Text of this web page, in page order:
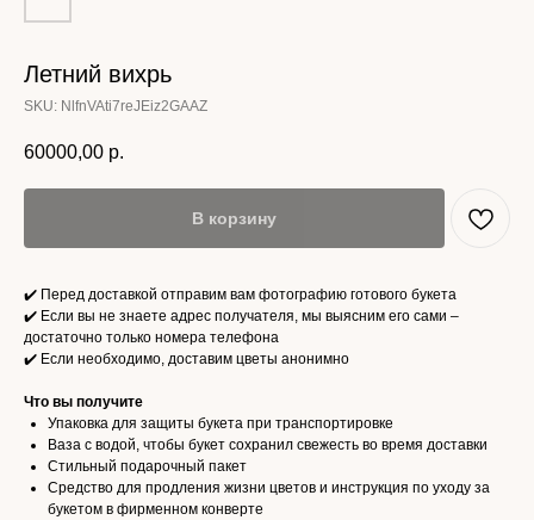
Летний вихрь
SKU: NlfnVAti7reJEiz2GAAZ
60000,00 р.
В корзину
✔️ Перед доставкой отправим вам фотографию готового букета
✔️ Если вы не знаете адрес получателя, мы выясним его сами –
достаточно только номера телефона
✔️ Если необходимо, доставим цветы анонимно
Что вы получите
Упаковка для защиты букета при транспортировке
Ваза с водой, чтобы букет сохранил свежесть во время доставки
Стильный подарочный пакет
Средство для продления жизни цветов и инструкция по уходу за
букетом в фирменном конверте